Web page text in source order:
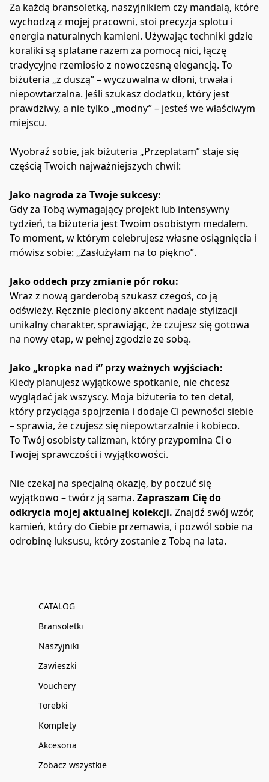
Za każdą bransoletką, naszyjnikiem czy mandalą, które
wychodzą z mojej pracowni, stoi precyzja splotu i
energia naturalnych kamieni. Używając techniki gdzie
koraliki są splatane razem za pomocą nici, łączę
tradycyjne rzemiosło z nowoczesną elegancją. To
biżuteria „z duszą” – wyczuwalna w dłoni, trwała i
niepowtarzalna. Jeśli szukasz dodatku, który jest
prawdziwy, a nie tylko „modny” – jesteś we właściwym
miejscu.
Wyobraź sobie, jak biżuteria „Przeplatam” staje się
częścią Twoich najważniejszych chwil:
Jako nagroda za Twoje sukcesy:
Gdy za Tobą wymagający projekt lub intensywny
tydzień, ta biżuteria jest Twoim osobistym medalem.
To moment, w którym celebrujesz własne osiągnięcia i
mówisz sobie: „Zasłużyłam na to piękno”.
Jako oddech przy zmianie pór roku:
Wraz z nową garderobą szukasz czegoś, co ją
odświeży. Ręcznie pleciony akcent nadaje stylizacji
unikalny charakter, sprawiając, że czujesz się gotowa
na nowy etap, w pełnej zgodzie ze sobą.
Jako „kropka nad i” przy ważnych wyjściach:
Kiedy planujesz wyjątkowe spotkanie, nie chcesz
wyglądać jak wszyscy. Moja biżuteria to ten detal,
który przyciąga spojrzenia i dodaje Ci pewności siebie
– sprawia, że czujesz się niepowtarzalnie i kobieco.
To Twój osobisty talizman, który przypomina Ci o
Twojej sprawczości i wyjątkowości.
Nie czekaj na specjalną okazję, by poczuć się
wyjątkowo – twórz ją sama. Zapraszam Cię do
odkrycia mojej aktualnej kolekcji. Znajdź swój wzór,
kamień, który do Ciebie przemawia, i pozwól sobie na
odrobinę luksusu, który zostanie z Tobą na lata.
CATALOG
Bransoletki
Naszyjniki
Zawieszki
Vouchery
Torebki
Komplety
Akcesoria
Zobacz wszystkie